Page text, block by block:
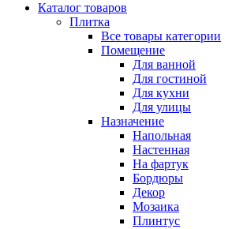
Каталог товаров
Плитка
Все товары категории
Помещение
Для ванной
Для гостиной
Для кухни
Для улицы
Назначение
Напольная
Настенная
На фартук
Бордюры
Декор
Мозаика
Плинтус